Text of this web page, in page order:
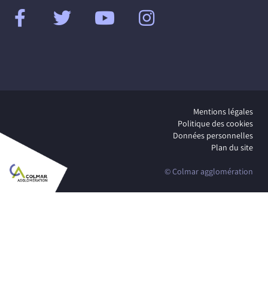
Mentions légales
Politique des cookies
Données personnelles
Plan du site
© Colmar agglomération